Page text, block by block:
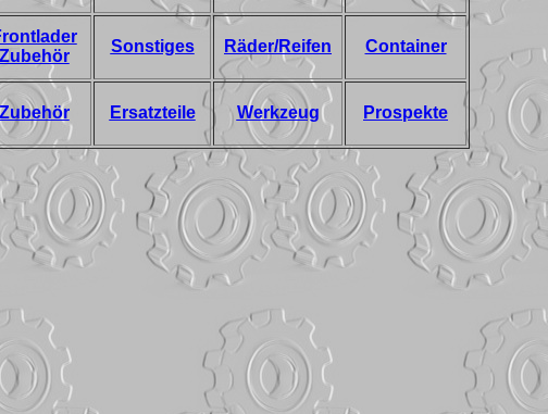
Zubehör
Sonstiges Räder/Reifen Container
Zubehör Ersatzteile Werkzeug Prospekte